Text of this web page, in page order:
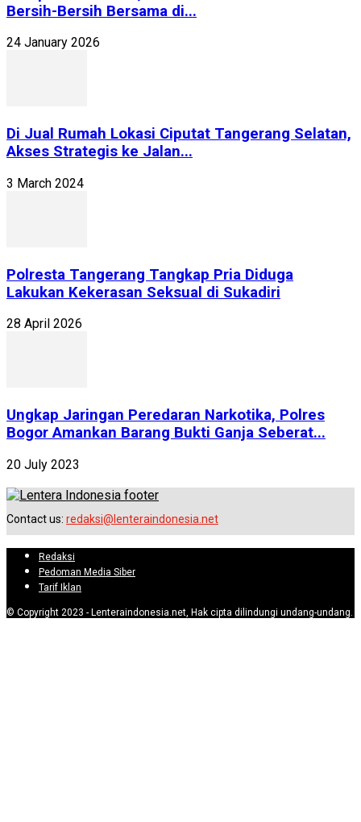
Bersih-Bersih Bersama di...
24 January 2026
Di Jual Rumah Lokasi Ciputat Tangerang Selatan,
Akses Strategis ke Jalan...
3 March 2024
Polresta Tangerang Tangkap Pria Diduga
Lakukan Kekerasan Seksual di Sukadiri
28 April 2026
Ungkap Jaringan Peredaran Narkotika, Polres
Bogor Amankan Barang Bukti Ganja Seberat...
20 July 2023
Contact us: redaksi@lenteraindonesia.net
Redaksi
Pedoman Media Siber
Tarif Iklan
© Copyright 2023 - Lenteraindonesia.net, Hak cipta dilindungi undang-undang.